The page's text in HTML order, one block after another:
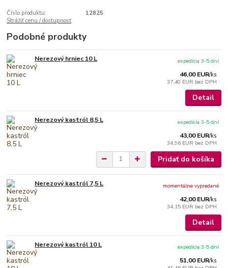
Číslo produktu:
12825
Strážiť cenu / dostupnosť
Podobné produkty
Nerezový hrniec 10 L
46,00 EUR/ks
37,40 EUR bez DPH
expedícia 3-5 dní
Detail
Nerezový kastról 8,5 L
43,00 EUR/ks
34,96 EUR bez DPH
expedícia 3-5 dní
Pridať do košíka
Nerezový kastról 7,5 L
42,00 EUR/ks
34,15 EUR bez DPH
momentálne vypredané
Detail
Nerezový kastról 10 L
51,00 EUR/ks
expedícia 3-5 dní